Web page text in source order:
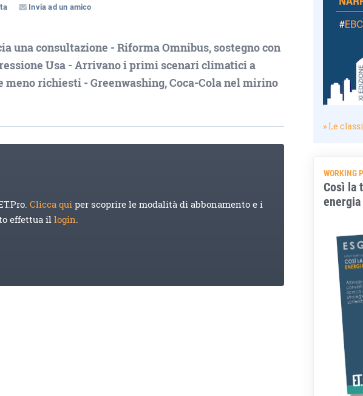
Invia ad un amico
una consultazione - Riforma Omnibus, sostegno con
Usa - Arrivano i primi scenari climatici a
richiesti - Greenwashing, Coca-Cola nel mirino
Clicca quiper scoprire le modalità di abbonamento e i
effettua illogin.
» Le
WORKING
Così la